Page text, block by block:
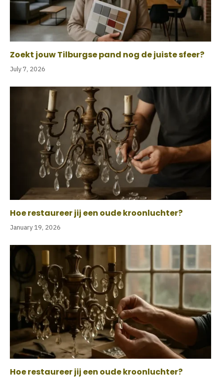
Zoekt jouw Tilburgse pand nog de juiste sfeer?
July 7, 2026
Hoe restaureer jij een oude kroonluchter?
January 19, 2026
Hoe restaureer jij een oude kroonluchter?